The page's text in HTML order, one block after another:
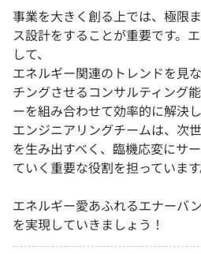
事業を大きく創る上では、極限
ス設計をすることが重要です。
して、
エネルギー関連のトレンドを見
チングさせるコンサルティング
ーを組み合わせて効率的に解決し
エンジニアリングチームは、次
を生み出すべく、臨機応変にサ
ていく重要な役割を担っています
エネルギー愛あふれるエナーバ
を実現していきましょう！